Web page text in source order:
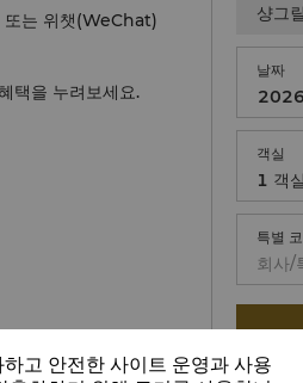
또는 위챗(WeChat)
택을 누려보세요.
샹그
날짜
객실
1 객실
특별
회사/
고 안전한 사이트 운영과 사용